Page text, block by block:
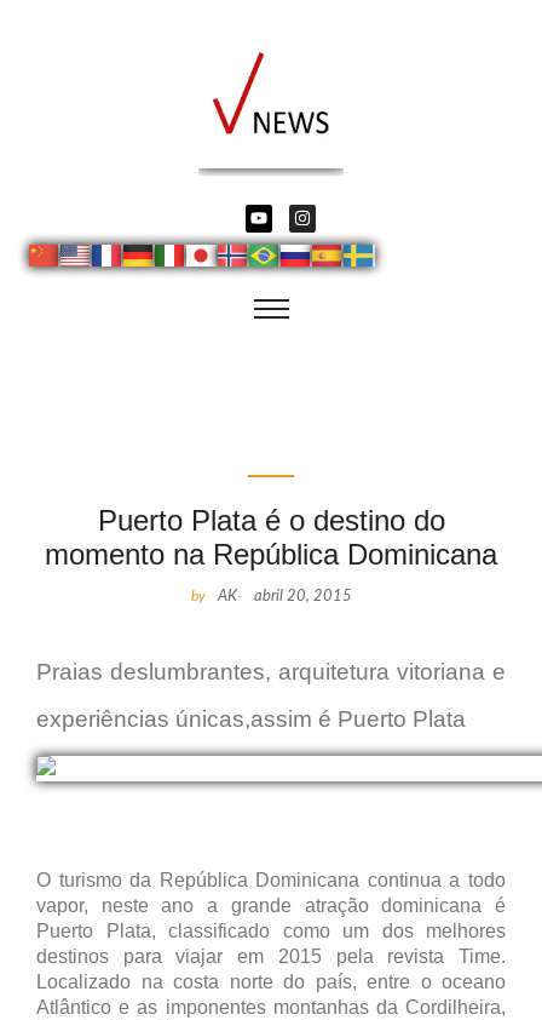
Puerto Plata é o destino do
momento na República Dominicana
by AK- abril 20, 2015
Praias deslumbrantes, arquitetura vitoriana e
experiências únicas,assim é Puerto Plata
O turismo da República Dominicana continua a todo
vapor, neste ano a grande atração dominicana é
Puerto Plata, classificado como um dos melhores
destinos para viajar em 2015 pela revista Time.
Localizado na costa norte do país, entre o oceano
Atlântico e as imponentes montanhas da Cordilheira,